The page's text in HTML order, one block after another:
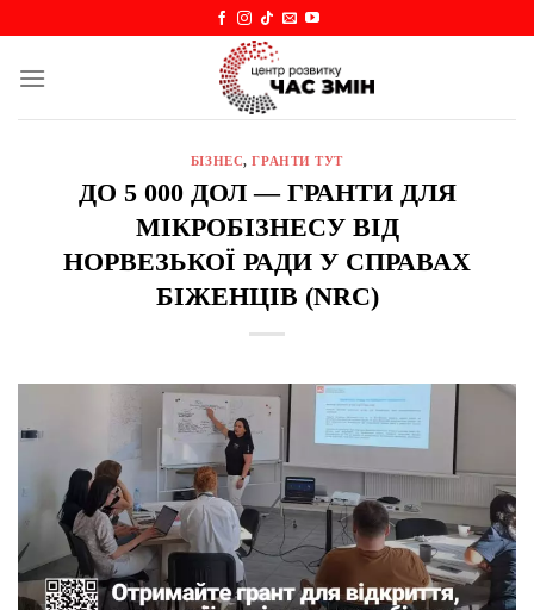
content
БІЗНЕС,ГРАНТИ ТУТ
ДО 5 000 ДОЛ — ГРАНТИ ДЛЯ
МІКРОБІЗНЕСУ ВІД
НОРВЕЗЬКОЇ РАДИ У СПРАВАХ
БІЖЕНЦІВ (NRC)